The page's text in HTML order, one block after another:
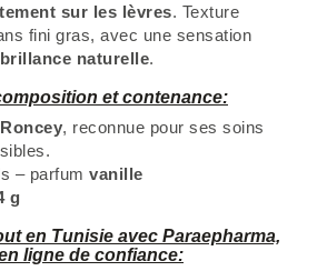
sur les lèvres. Texture
fini gras, avec une sensation
naturelle.
et contenance:
Roncey, reconnue pour ses soins
– parfum vanille
g
en Tunisie avec Paraepharma,
ligne de confiance: